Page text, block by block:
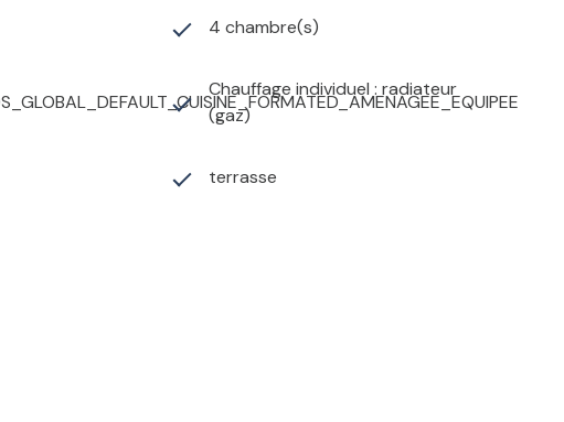
4 chambre(s)
Chauffage individuel : radiateur
(gaz)
terrasse